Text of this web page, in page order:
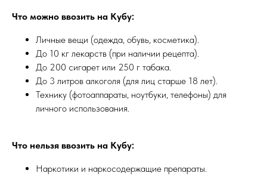
Что можно ввозить на Кубу:
Личные вещи (одежда, обувь, косметика).
До 10 кг лекарств (при наличии рецепта).
До 200 сигарет или 250 г табака.
До 3 литров алкоголя (для лиц старше 18 лет).
Технику (фотоаппараты, ноутбуки, телефоны) для
личного использования.
Что нельзя ввозить на Кубу:
Наркотики и наркосодержащие препараты.